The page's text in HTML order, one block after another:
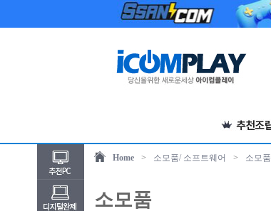
Home > 소모품/ 소프트웨어 > 소모품
소모품